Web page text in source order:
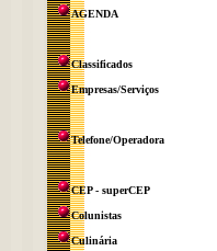
AGENDA
Classificados
Empresas/Serviços
Telefone/Operadora
CEP - superCEP
Colunistas
Culinária